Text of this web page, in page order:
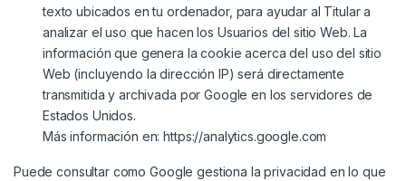
texto ubicados en tu ordenador, para ayudar al Titular a
analizar el uso que hacen los Usuarios del sitio Web. La
información que genera la cookie acerca del uso del sitio
Web (incluyendo la dirección IP) será directamente
transmitida y archivada por Google en los servidores de
Estados Unidos.
Más información en:https://analytics.google.com
Puede consultar como Google gestiona la privacidad en lo que